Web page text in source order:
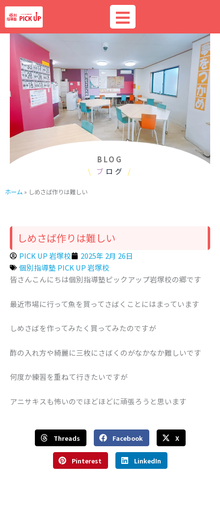
内
容
を
BLOG
\
ブ ログ /
ホーム » しめさば作りは難しい
しめさば作りは難しい
PICK UP 岩塚校
2025年 2月 26日
個別指導塾 PICK UP 岩塚校
皆さんこんにちは個別指導塾ピックアップ岩塚校の郷です
最近市場に行って魚を買ってさばくことにはまっています
しめさばを作ってみたく買ってみたのですが
酢の入れ方や綺麗に三枚にさばくのがなかなか難しいです
何度か練習を重ねて行きたいですが
アニサキスも怖いのでほどほどに頑張ろうと思います
Threads Facebook X
Pinterest LinkedIn